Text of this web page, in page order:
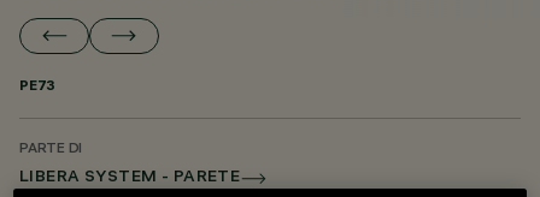
PE73
PARTE DI
LIBERA SYSTEM - PARETE